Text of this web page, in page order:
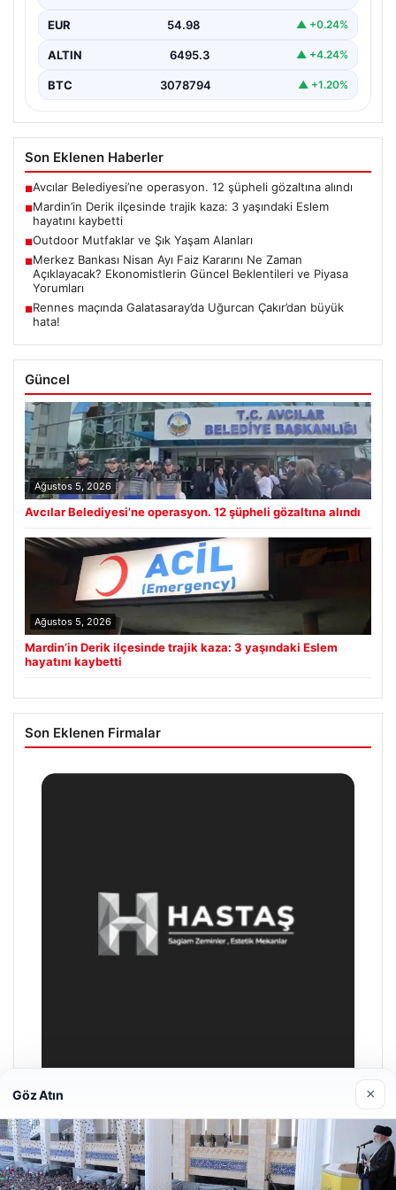
EUR 54.98 ▲ +0.24%
ALTIN 6495.3 ▲ +4.24%
BTC 3078794 ▲ +1.20%
Son Eklenen Haberler
■Avcılar Belediyesi’ne operasyon. 12 şüpheli gözaltına alındı
■Mardin’in Derik ilçesinde trajik kaza: 3 yaşındaki Eslem
hayatını kaybetti
■Outdoor Mutfaklar ve Şık Yaşam Alanları
■Merkez Bankası Nisan Ayı Faiz Kararını Ne Zaman
Açıklayacak? Ekonomistlerin Güncel Beklentileri ve Piyasa
Yorumları
■Rennes maçında Galatasaray’da Uğurcan Çakır’dan büyük
hata!
Güncel
Ağustos 5, 2026
Avcılar Belediyesi’ne operasyon. 12 şüpheli gözaltına alındı
Ağustos 5, 2026
Mardin’in Derik ilçesinde trajik kaza: 3 yaşındaki Eslem
hayatını kaybetti
Son Eklenen Firmalar
Prenses Night Club
Nisan 29, 2026
Göz Atın ×